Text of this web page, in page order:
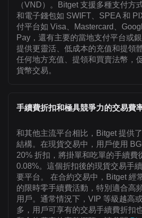
（VND）。Bitget 支援多種支付方
和電子錢包如 SWIFT、SPEA 和
付平台如 Visa、Mastercard、
Pay，還有主要的當地支付平台或
提供更靈活、低成本的充值和提領
任何地方充值、提領和買賣法幣，
貨幣交易。
手續費折扣和極具競爭力的交易費
和其他主流平台相比，Bitget 提供
結構。在現貨交易中，用戶使用
20% 折扣，將掛單和吃單的手續費
0.08%。這個折扣後的現貨交易手
要平台。 在合約交易中，Bitget 經
的限時零手續費活動，特別適合高
用戶。通常情況下，VIP 等級越高
多，用戶可享有的交易手續費折扣